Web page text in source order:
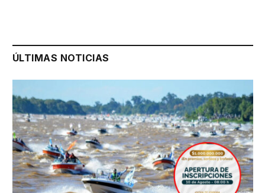
ÚLTIMAS NOTICIAS